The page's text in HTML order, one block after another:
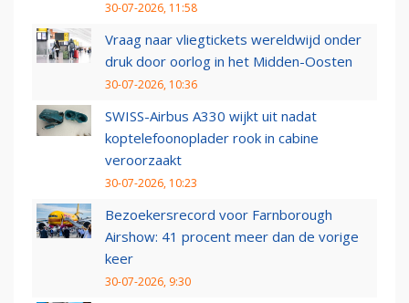
30-07-2026, 11:58
Vraag naar vliegtickets wereldwijd onder
druk door oorlog in het Midden-Oosten
30-07-2026, 10:36
SWISS-Airbus A330 wijkt uit nadat
koptelefoonoplader rook in cabine
veroorzaakt
30-07-2026, 10:23
Bezoekersrecord voor Farnborough
Airshow: 41 procent meer dan de vorige
keer
30-07-2026, 9:30